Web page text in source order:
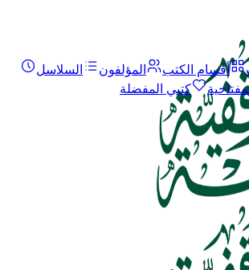
أقسام الكتب المؤلفون
السلاسل
كتبي المفضلة